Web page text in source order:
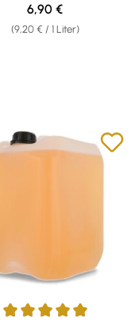
(9,20 € / 1 Liter)
Regulärer Preis:
6,90 €